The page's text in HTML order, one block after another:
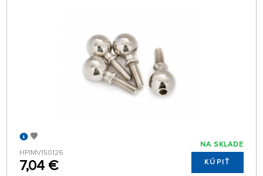
HPIMV150126
7,04 €
NA SKLADE
KÚPIŤ